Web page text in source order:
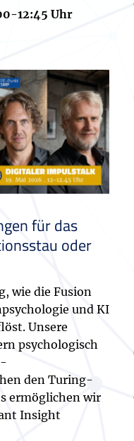
12:45 Uhr
für das
oder
wie die Fusion
und KI
Unsere
psychologisch
den Turing-
ermöglichen wir
Insight